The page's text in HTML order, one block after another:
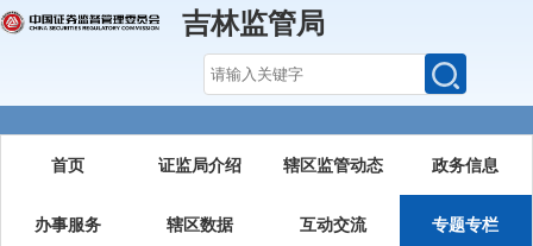
吉林监管局
首页 证监局介绍 辖区监管动态 政务信息
办事服务 辖区数据 互动交流 专题专栏